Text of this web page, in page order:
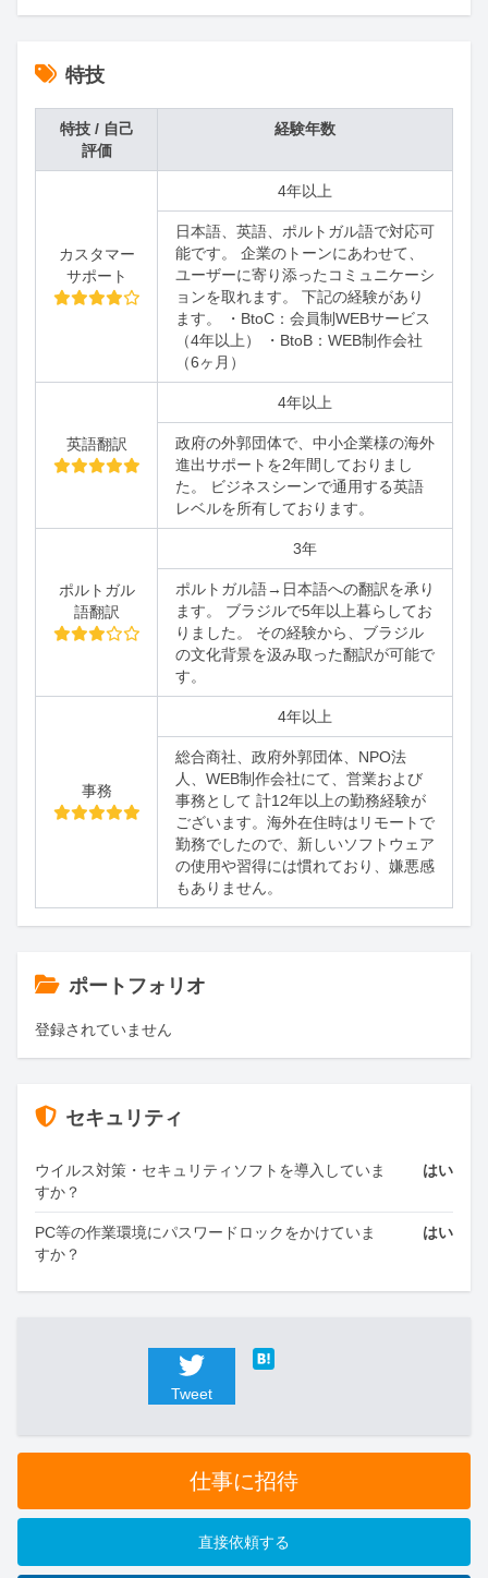
特技
特技 / 自己
評価
経験年数
カスタマー
サポート
4年以上
日本語、英語、ポルトガル語で対応可
能です。 企業のトーンにあわせて、
ユーザーに寄り添ったコミュニケーシ
ョンを取れます。 下記の経験があり
ます。 ・BtoC：会員制WEBサービス
（4年以上） ・BtoB：WEB制作会社
（6ヶ月）
英語翻訳
4年以上
政府の外郭団体で、中小企業様の海外
進出サポートを2年間しておりまし
た。 ビジネスシーンで通用する英語
レベルを所有しております。
ポルトガル
語翻訳
3年
ポルトガル語→日本語への翻訳を承り
ます。 ブラジルで5年以上暮らしてお
りました。 その経験から、ブラジル
の文化背景を汲み取った翻訳が可能で
す。
事務
4年以上
総合商社、政府外郭団体、NPO法
人、WEB制作会社にて、営業および
事務として 計12年以上の勤務経験が
ございます。海外在住時はリモートで
勤務でしたので、新しいソフトウェア
の使用や習得には慣れており、嫌悪感
もありません。
ポートフォリオ
登録されていません
セキュリティ
ウイルス対策・セキュリティソフトを導入していま
すか？
はい
PC等の作業環境にパスワードロックをかけていま
すか？
はい
Tweet
仕事に招待
直接依頼する